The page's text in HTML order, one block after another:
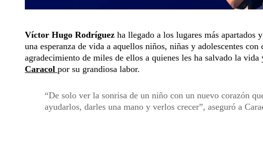
Víctor Hugo Rodríguez ha llegado a los lugares más
una esperanza de vida a aquellos niños, niñas y adolescentes
agradecimiento de miles de ellos a quienes les ha salvado la
Caracol por su grandiosa labor.
De solo ver la sonrisa de un niño con un nuevo corazón
ayudarlos, darles una mano y verlos crecer”, aseguró a